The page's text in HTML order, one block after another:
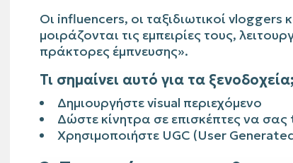
Οι influencers, οι ταξιδιωτικοί vloggers
μοιράζονται τις εμπειρίες τους,
πράκτορες έμπνευσης».
Τι σημαίνει αυτό για τα ξενοδοχεία;
Δημιουργήστε visual περιεχόμενο
Δώστε κίνητρα σε επισκέπτες να
Χρησιμοποιήστε UGC (User